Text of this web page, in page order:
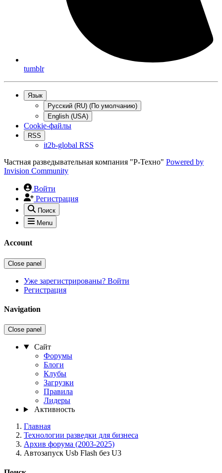
tumblr
Язык
Русский (RU) (По умолчанию)
English (USA)
Cookie-файлы
RSS
it2b-global RSS
Частная разведывательная компания "Р-Техно" Powered by
Invision Community
Войти
Регистрация
Поиск
Menu
Account
Close panel
Уже зарегистрированы? Войти
Регистрация
Navigation
Close panel
Сайт
Форумы
Блоги
Клубы
Загрузки
Правила
Лидеры
Активность
Главная
Технологии разведки для бизнеса
Архив форума (2003-2025)
Автозапуск Usb Flash без U3